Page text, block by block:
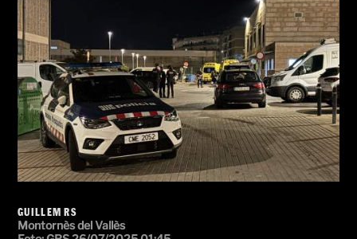
GUILLEM RS
Montornès del Vallès